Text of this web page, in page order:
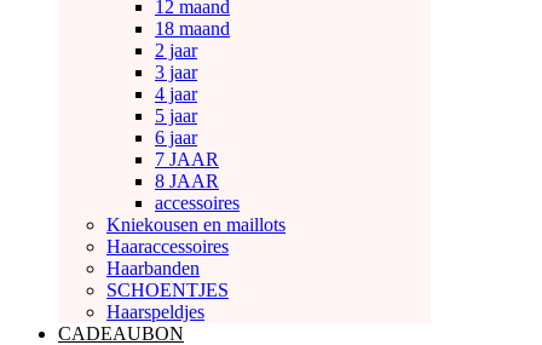
12 maand
18 maand
2 jaar
3 jaar
4 jaar
5 jaar
6 jaar
7 JAAR
8 JAAR
accessoires
Kniekousen en maillots
Haaraccessoires
Haarbanden
SCHOENTJES
Haarspeldjes
CADEAUBON